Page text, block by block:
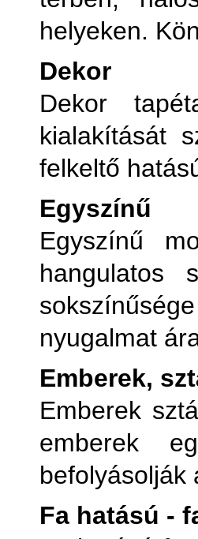
helyeken.
Dekor
Dekor
kialakítását
felkeltő
Egyszínű
Egyszínű
hangulatos
nyugalmat
Emberek,
Emberek
emberek
befolyásolják
Fa hatású -